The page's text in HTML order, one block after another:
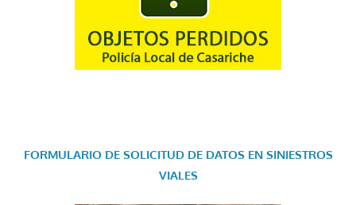
FORMULARIO DE SOLICITUD DE DATOS EN SINIESTROS
VIALES